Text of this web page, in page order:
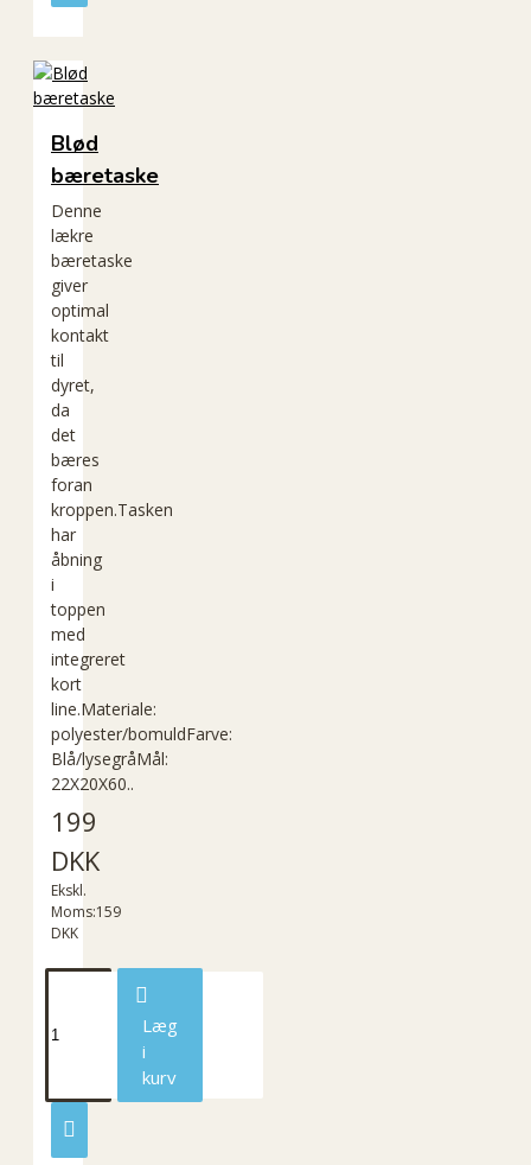
Blød
bæretaske
Denne
lækre
bæretaske
giver
optimal
kontakt
til
dyret,
da
det
bæres
foran
kroppen.Tasken
har
åbning
i
toppen
med
integreret
kort
line.Materiale:
polyester/bomuldFarve:
Blå/lysegråMål:
22X20X60..
199
DKK
Ekskl.
Moms:159
DKK
Læg
i
kurv